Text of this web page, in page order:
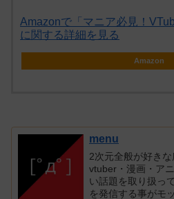
Amazonで「マニア必見！
に関する詳細を見る
Amazon
menu
2次元全般が好きな
vtuber・漫画・ア
い話題を取り扱っ
を発信する事がモ